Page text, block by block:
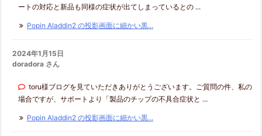
ートの対応と新品も同様の症状が出てしまっているとの ...
Popin Aladdin2 の投影画面に細かい黒...
2024年1月15日
doradora さん
toru様ブログを見ていただきありがとうございます。ご質問の件、私の
場合ですが、サポートより「製品のチップの不具合症状と ...
Popin Aladdin2 の投影画面に細かい黒...